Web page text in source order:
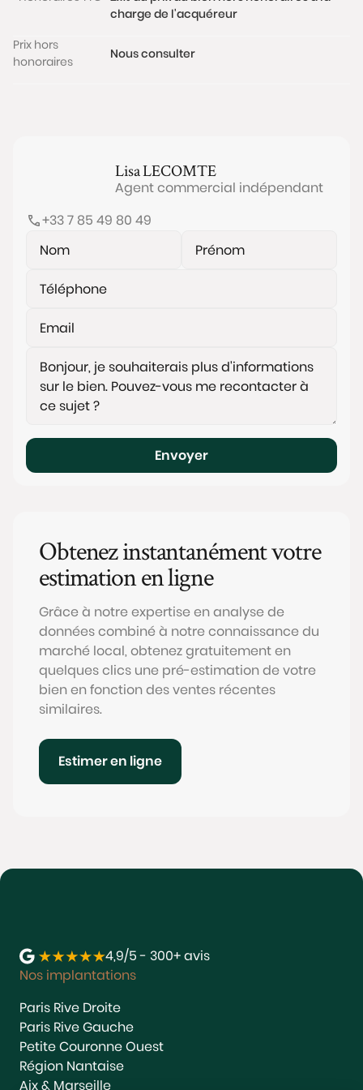
Cet appartement bénéficie d’une bonne
performance thermique : DPE C.
charge de l'acquéreur
Prix hors
honoraires
Nous consulter
LisaLECOMTE
Agent commercial indépendant
+33 7 85 49 80 49
Envoyer
Obtenez instantanément votre
estimation en ligne
Grâce à notre expertise en analyse de
données combiné à notre connaissance du
marché local, obtenez gratuitement en
quelques clics une pré-estimation de votre
bien en fonction des ventes récentes
similaires.
Estimer en ligne
4,9/5 - 300+ avis
Nos implantations
Paris Rive Droite
Paris Rive Gauche
Petite Couronne Ouest
Région Nantaise
Aix & Marseille